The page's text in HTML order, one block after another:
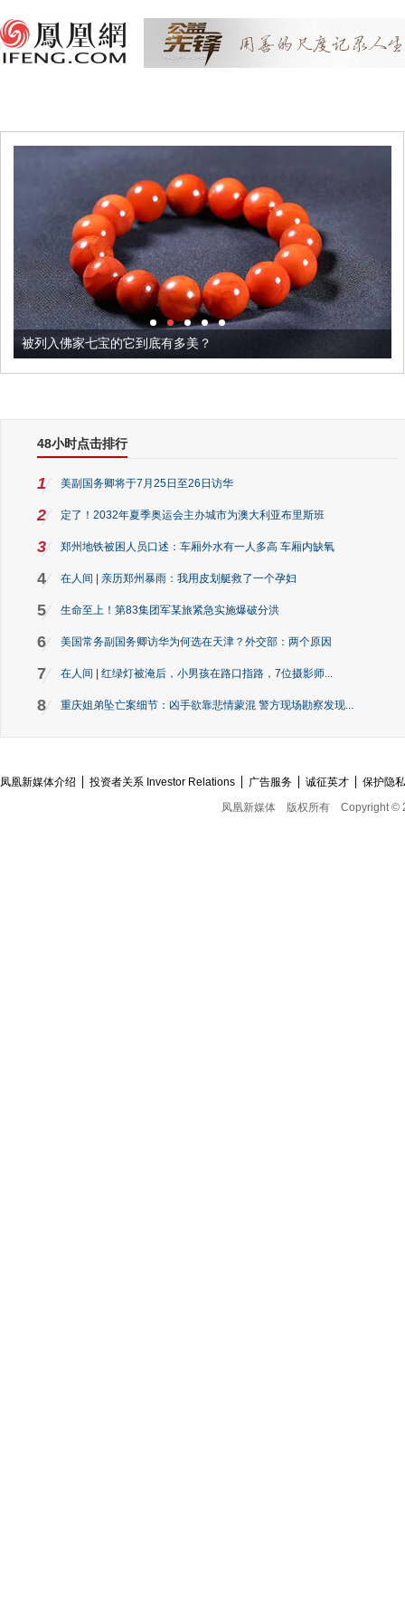
被列入佛家七宝的它到底有多美？
48小时点击排行
1 美副国务卿将于7月25日至26日访华
2 定了！2032年夏季奥运会主办城市为澳大利亚布里斯班
3 郑州地铁被困人员口述：车厢外水有一人多高 车厢内缺氧
4 在人间 | 亲历郑州暴雨：我用皮划艇救了一个孕妇
5 生命至上！第83集团军某旅紧急实施爆破分洪
6 美国常务副国务卿访华为何选在天津？外交部：两个原因
7 在人间 | 红绿灯被淹后，小男孩在路口指路，7位摄影师...
8 重庆姐弟坠亡案细节：凶手欲靠悲情蒙混 警方现场勘察发现...
凤凰新媒体介绍 投资者关系 Investor Relations 广告服务 诚征英才
保护隐
凤凰新媒体
版权所有 Copyright ©